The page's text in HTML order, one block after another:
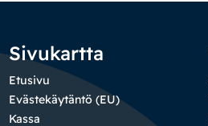
Sivukartta
Etusivu
Evästekäytäntö (EU)
Kassa